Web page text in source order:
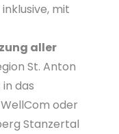
inklusive, mit
aller
St. Anton
in das
oder
Stanzertal